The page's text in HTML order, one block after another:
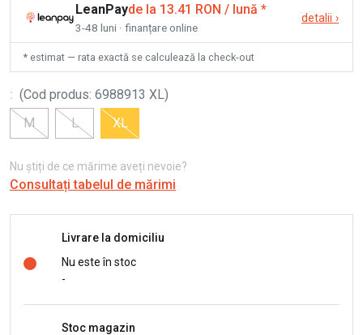
LeanPayde la 13.41 RON / lună *
3-48 luni · finanțare online
detalii ›
* estimat — rata exactă se calculează la check-out
: (Cod produs: 6988913 XL)
M
L XL
Nu știți de ce mărime aveți nevoie?
Consultați tabelul de mărimi
Livrare la domiciliu
Nu este în stoc
-
Stoc magazin